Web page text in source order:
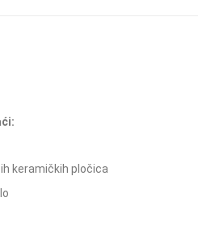
keramičkih pločica